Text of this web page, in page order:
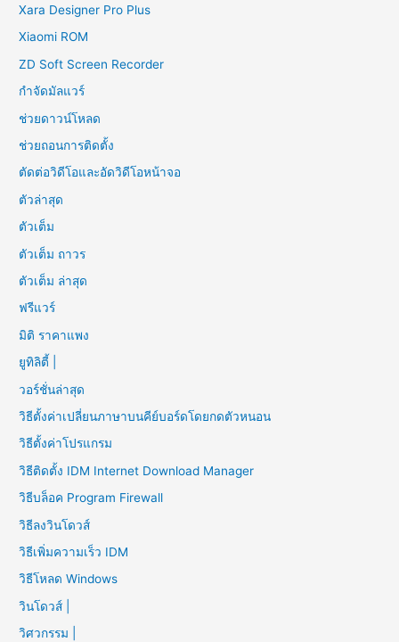
Xara Designer Pro Plus
Xiaomi ROM
ZD Soft Screen Recorder
กำจัดมัลแวร์
ช่วยดาวน์โหลด
ช่วยถอนการติดตั้ง
ตัดต่อวิดีโอและอัดวิดีโอหน้าจอ
ตัวล่าสุด
ตัวเต็ม
ตัวเต็ม ถาวร
ตัวเต็ม ล่าสุด
ฟรีแวร์
มิติ ราคาแพง
ยูทิลิตี้ |
วอร์ชั่นล่าสุด
วิธีตั้งค่าเปลี่ยนภาษาบนคีย์บอร์ดโดยกดตัวหนอน
วิธีตั้งค่าโปรแกรม
วิธีติดตั้ง IDM Internet Download Manager
วิธีบล็อค Program Firewall
วิธีลงวินโดวส์
วิธีเพิ่มความเร็ว IDM
วิธีโหลด Windows
วินโดวส์ |
วิศวกรรม |